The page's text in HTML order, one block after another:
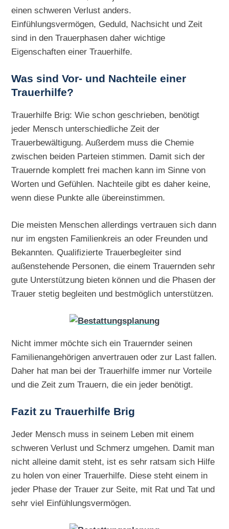
einen schweren Verlust anders.
Einfühlungsvermögen, Geduld, Nachsicht und Zeit
sind in den Trauerphasen daher wichtige
Eigenschaften einer Trauerhilfe.
Was sind Vor- und Nachteile einer
Trauerhilfe?
Trauerhilfe Brig: Wie schon geschrieben, benötigt
jeder Mensch unterschiedliche Zeit der
Trauerbewältigung. Außerdem muss die Chemie
zwischen beiden Parteien stimmen. Damit sich der
Trauernde komplett frei machen kann im Sinne von
Worten und Gefühlen. Nachteile gibt es daher keine,
wenn diese Punkte alle übereinstimmen.
Die meisten Menschen allerdings vertrauen sich dann
nur im engsten Familienkreis an oder Freunden und
Bekannten. Qualifizierte Trauerbegleiter sind
außenstehende Personen, die einem Trauernden sehr
gute Unterstützung bieten können und die Phasen der
Trauer stetig begleiten und bestmöglich unterstützen.
Nicht immer möchte sich ein Trauernder seinen
Familienangehörigen anvertrauen oder zur Last fallen.
Daher hat man bei der Trauerhilfe immer nur Vorteile
und die Zeit zum Trauern, die ein jeder benötigt.
Fazit zu Trauerhilfe Brig
Jeder Mensch muss in seinem Leben mit einem
schweren Verlust und Schmerz umgehen. Damit man
nicht alleine damit steht, ist es sehr ratsam sich Hilfe
zu holen von einer Trauerhilfe. Diese steht einem in
jeder Phase der Trauer zur Seite, mit Rat und Tat und
sehr viel Einfühlungsvermögen.